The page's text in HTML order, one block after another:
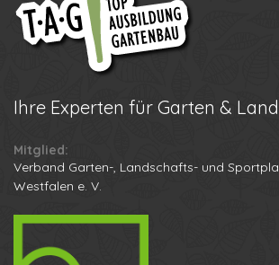
Ihre Experten für Garten &
Mitglied:
Verband Garten-, Landschafts- und
Westfalen e. V.